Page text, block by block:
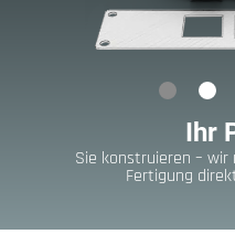
Ihr
Sie konstruieren – wir
Fertigung